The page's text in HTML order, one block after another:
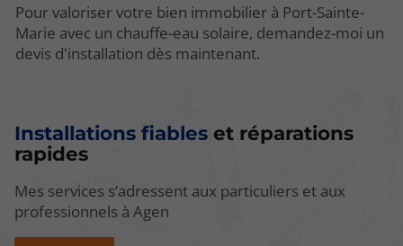
Pour valoriser votre bien immobilier à Port-Sainte-
Marie avec un chauffe-eau solaire, demandez-moi un
devis d'installation dès maintenant.
Installations fiables et réparations
rapides
Mes services s’adressent aux particuliers et aux
professionnels à Agen